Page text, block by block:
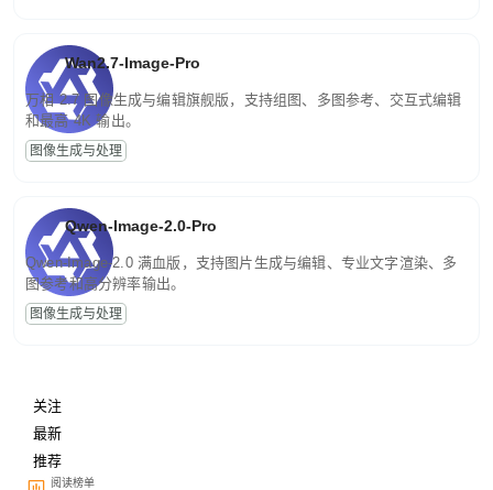
Wan2.7-Image-Pro
万相 2.7 图像生成与编辑旗舰版，支持组图、多图参考、交互式编辑
和最高 4K 输出。
图像生成与处理
Qwen-Image-2.0-Pro
Qwen-Image-2.0 满血版，支持图片生成与编辑、专业文字渲染、多
图参考和高分辨率输出。
图像生成与处理
关注
最新
推荐
阅读榜单